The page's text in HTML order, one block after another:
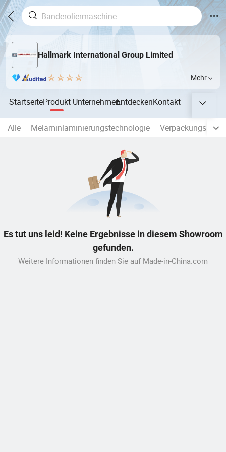
Hallmark International Group Limited
Mehr
StartseiteProdukt UnternehmenEntdeckenKontakt
Alle Melaminlaminierungstechnologie
Es tut uns leid! Keine Ergebnisse in diesem Showroom
gefunden.
Weitere Informationen finden Sie auf Made-in-China.com